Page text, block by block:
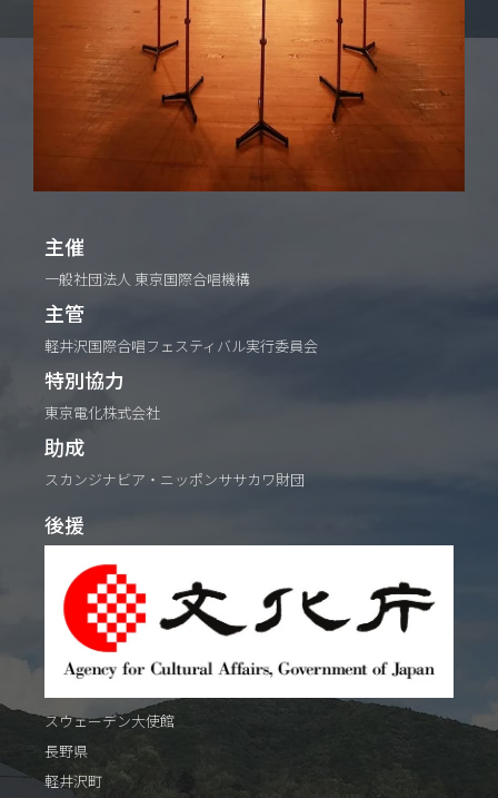
主催
一般社団法人 東京国際合唱機構
主管
軽井沢国際合唱フェスティバル実行委員会
特別協力
東京電化株式会社
助成
スカンジナビア・ニッポンササカワ財団
後援
スウェーデン大使館
長野県
軽井沢町